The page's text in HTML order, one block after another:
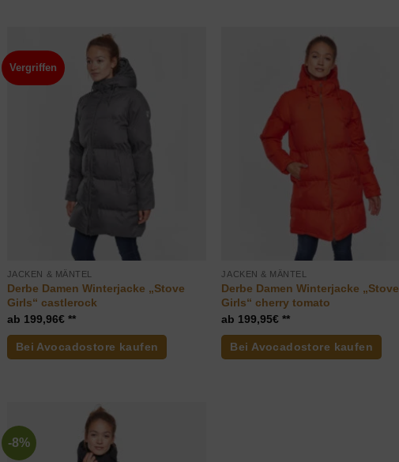
Vergriffen
JACKEN & MÄNTEL
Derbe Damen Winterjacke „Stove
Girls“ castlerock
199,96€
Bei Avocadostore kaufen
JACKEN & MÄNTEL
Derbe Damen Winterjacke „Stove
Girls“ cherry tomato
199,95€
Bei Avocadostore kaufen
-8%